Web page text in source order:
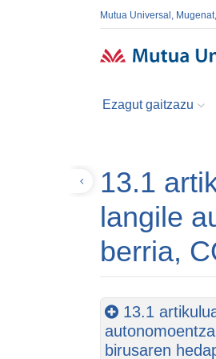
Mutua Universal,
Ezagut gaitzazu
13.1
langile
berria,
13.1
birusaren